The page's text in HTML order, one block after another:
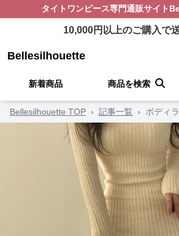
タイトワンピース専門通販サイト
10,000円以上のご購入で
Bellesilhouette
新着商品 商品を検索
Bellesilhouette TOP › 記事一覧 › ボディ